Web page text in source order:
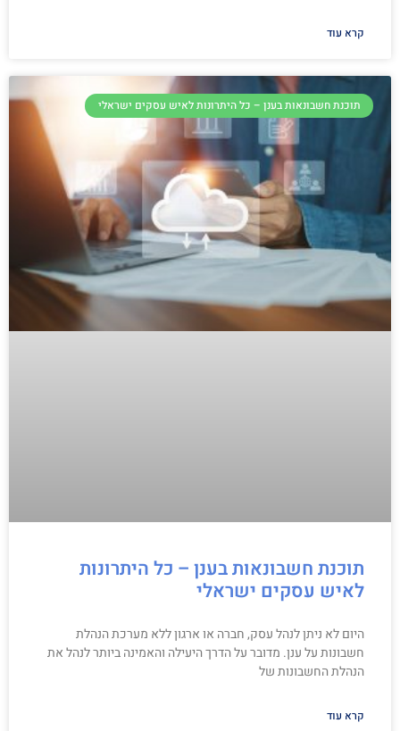
קרא עוד
תוכנת חשבונאות בענן – כל היתרונות לאיש עסקים ישראלי
תוכנת חשבונאות בענן – כל היתרונות
לאיש עסקים ישראלי
היום לא ניתן לנהל עסק, חברה או ארגון ללא מערכת הנהלת
חשבונות על ענן. מדובר על הדרך היעילה והאמינה ביותר לנהל את
הנהלת החשבונות של
קרא עוד